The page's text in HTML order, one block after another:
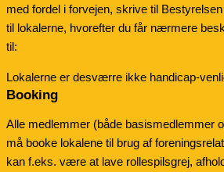
med fordel i forvejen, skrive til
til lokalerne, hvorefter du får nærmere
til:
Lokalerne er desværre ikke handicap-
Booking
Alle medlemmer (både basismedlemmer
må booke lokalene til brug af
kan f.eks. være at lave rollespilsgrej,